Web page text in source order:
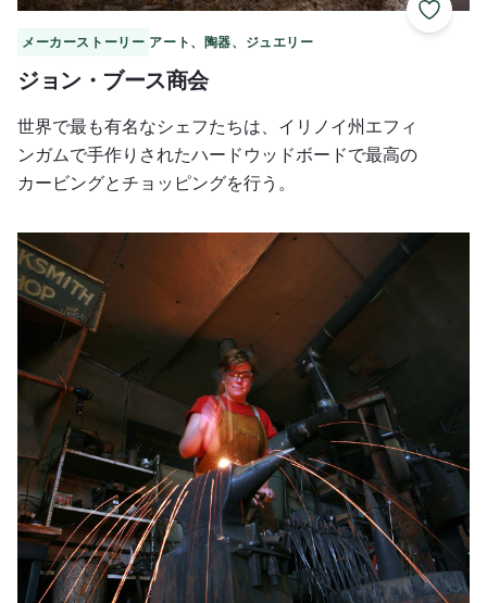
お気に
メーカーストーリー アート、陶器、ジュエリー
ジョン・ブース商会
世界で最も有名なシェフたちは、イリノイ州エフィ
ンガムで手作りされたハードウッドボードで最高の
カービングとチョッピングを行う。
ブラックスミス・シック